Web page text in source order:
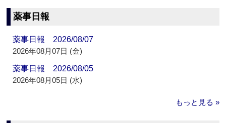
薬事日報
薬事日報 2026/08/07
2026年08月07日 (金)
薬事日報 2026/08/05
2026年08月05日 (水)
もっと見る »